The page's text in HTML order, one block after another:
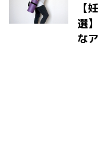
【
選
な